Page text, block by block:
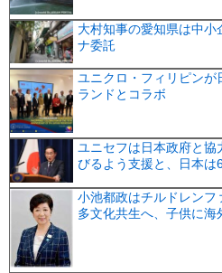
大村知事の愛知県は中小
ナ委託
ユニクロ・フィリピン
ランドとコラボ
ユニセフは日本政府と協
びるよう支援と、日本は
小池都政はチルドレンフ
多文化共生へ、子供に海